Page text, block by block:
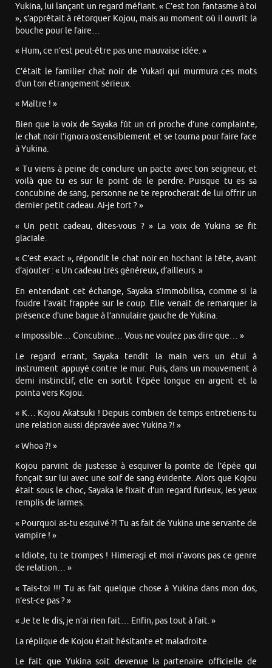
Yukina, lui lançant un regard méfiant. « C’est ton fantasme à toi
», s’apprêtait à rétorquer Kojou, mais au moment où il ouvrit la
bouche pour le faire…
« Hum, ce n’est peut-être pas une mauvaise idée. »
C’était le familier chat noir de Yukari qui murmura ces mots
d’un ton étrangement sérieux.
« Maître ! »
Bien que la voix de Sayaka fût un cri proche d’une complainte,
le chat noir l’ignora ostensiblement et se tourna pour faire face
à Yukina.
« Tu viens à peine de conclure un pacte avec ton seigneur, et
voilà que tu es sur le point de le perdre. Puisque tu es sa
concubine de sang, personne ne te reprocherait de lui offrir un
dernier petit cadeau. Ai-je tort ? »
« Un petit cadeau, dites-vous ? » La voix de Yukina se fit
glaciale.
« C’est exact », répondit le chat noir en hochant la tête, avant
d’ajouter : « Un cadeau très généreux, d’ailleurs. »
En entendant cet échange, Sayaka s’immobilisa, comme si la
foudre l’avait frappée sur le coup. Elle venait de remarquer la
présence d’une bague à l’annulaire gauche de Yukina.
« Impossible… Concubine… Vous ne voulez pas dire que… »
Le regard errant, Sayaka tendit la main vers un étui à
instrument appuyé contre le mur. Puis, dans un mouvement à
demi instinctif, elle en sortit l’épée longue en argent et la
pointa vers Kojou.
« K… Kojou Akatsuki ! Depuis combien de temps entretiens-tu
une relation aussi dépravée avec Yukina ?! »
« Whoa ?! »
Kojou parvint de justesse à esquiver la pointe de l’épée qui
fonçait sur lui avec une soif de sang évidente. Alors que Kojou
était sous le choc, Sayaka le fixait d’un regard furieux, les yeux
remplis de larmes.
« Pourquoi as-tu esquivé ?! Tu as fait de Yukina une servante de
vampire ! »
« Idiote, tu te trompes ! Himeragi et moi n’avons pas ce genre
de relation… »
« Tais-toi !!! Tu as fait quelque chose à Yukina dans mon dos,
n’est-ce pas ? »
« Je te le dis, je n’ai rien fait… Enfin, pas tout à fait. »
La réplique de Kojou était hésitante et maladroite.
Le fait que Yukina soit devenue la partenaire officielle de